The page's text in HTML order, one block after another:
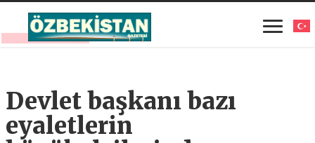
Devlet başkanı bazı
eyaletlerin